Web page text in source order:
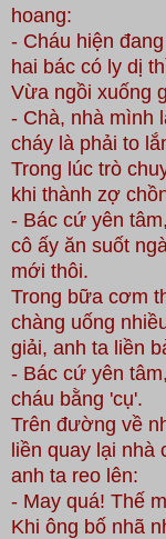
hoang:
- Cháu hiện
hai bác có ly dị
Vừa ngồi xuống
- Chà, nhà mình
cháy là phải to
Trong lúc trò
khi thành zợ
- Bác cứ yên
cô ấy ăn suốt
mới thôi.
Trong bữa cơm
chàng uống
giải, anh ta liền
- Bác cứ yên
cháu bằng 'cụ'.
Trên đường về
liền quay lại nhà
anh ta reo lên:
- May quá! Thế
Khi ông bố nhã